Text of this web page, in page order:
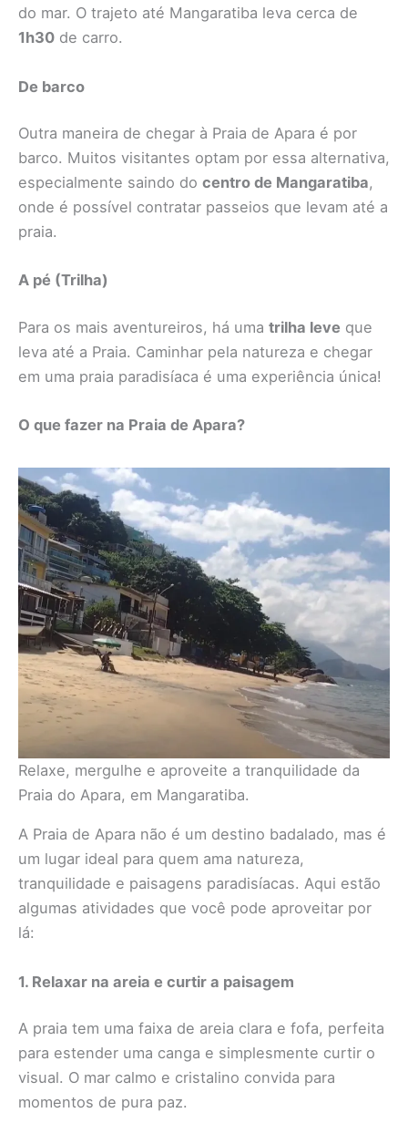
do mar. O trajeto até Mangaratiba leva cerca de
1h30 de carro.
De barco
Outra maneira de chegar à Praia de Apara é por
barco. Muitos visitantes optam por essa alternativa,
especialmente saindo do centro de Mangaratiba,
onde é possível contratar passeios que levam até a
praia.
A pé (Trilha)
Para os mais aventureiros, há uma trilha leve que
leva até a Praia. Caminhar pela natureza e chegar
em uma praia paradisíaca é uma experiência única!
O que fazer na Praia de Apara?
Relaxe, mergulhe e aproveite a tranquilidade da
Praia do Apara, em Mangaratiba.
A Praia de Apara não é um destino badalado, mas é
um lugar ideal para quem ama natureza,
tranquilidade e paisagens paradisíacas. Aqui estão
algumas atividades que você pode aproveitar por
lá:
1. Relaxar na areia e curtir a paisagem
A praia tem uma faixa de areia clara e fofa, perfeita
para estender uma canga e simplesmente curtir o
visual. O mar calmo e cristalino convida para
momentos de pura paz.